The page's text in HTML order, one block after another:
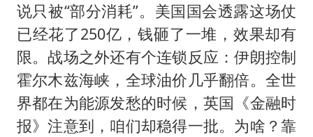
说只被“部分消耗”。美国国会透露这场仗
已经花了250亿，钱砸了一堆，效果却有
限。战场之外还有个连锁反应：伊朗控制
霍尔木兹海峡，全球油价几乎翻倍。全世
界都在为能源发愁的时候，英国《金融时
报》注意到，咱们却稳得一批。为啥？靠